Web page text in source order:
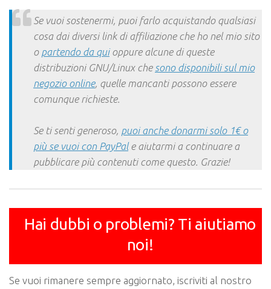
Se vuoi sostenermi, puoi farlo acquistando qualsiasi
cosa dai diversi link di affiliazione che ho nel mio sito
o partendo da quioppure alcune di queste
distribuzioni GNU/Linux che sono disponibili sul mio
negozio online, quelle mancanti possono essere
comunque richieste.
Se ti senti generoso, puoi anche donarmi solo 1€ o
più se vuoi con PayPale aiutarmi a continuare a
pubblicare più contenuti come questo. Grazie!
Hai dubbi o problemi? Ti aiutiamo
noi!
Se vuoi rimanere sempre aggiornato, iscriviti al nostro